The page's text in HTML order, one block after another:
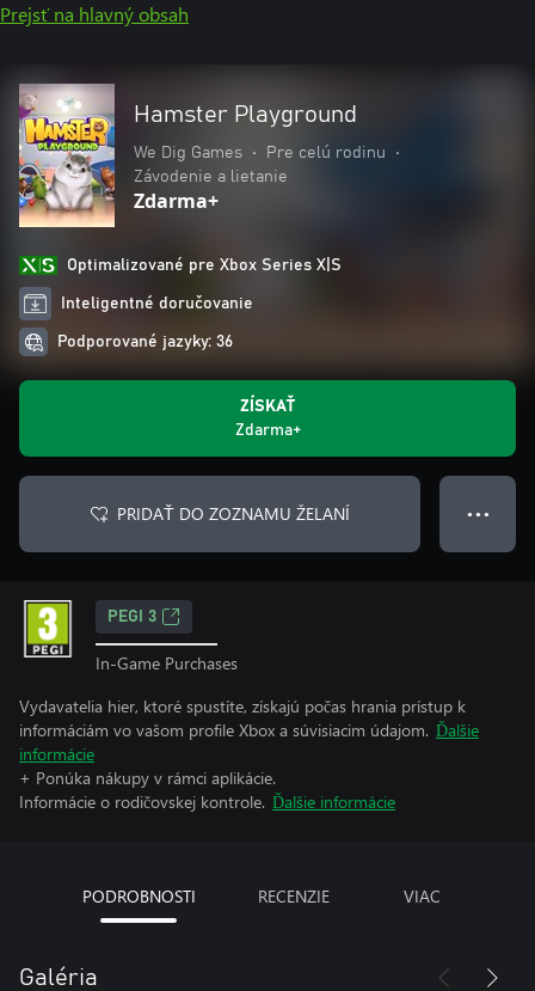
Prejsť na hlavný obsah
Hamster Playground
We Dig Games • Pre celú rodinu
•
Závodenie a lietanie
Zdarma+
Optimalizované pre Xbox Series X|S
Inteligentné doručovanie
Podporované jazyky: 36
ZÍSKAŤ
Zdarma+
PRIDAŤ DO ZOZNAMU ŽELANÍ ● ● ●
PEGI 3
In-Game Purchases
Vydavatelia hier, ktoré spustíte, získajú počas hrania prístup k
informáciám vo vašom profile Xbox a súvisiacim údajom. Ďalšie
informácie
+ Ponúka nákupy v rámci aplikácie.
Informácie o rodičovskej kontrole. Ďalšie informácie
PODROBNOSTI RECENZIE VIAC
Galéria